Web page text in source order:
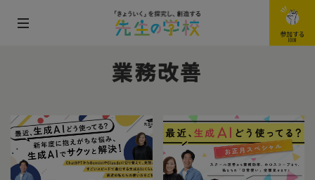
メ
開
閉
す
参加する
JOIN
業務改善